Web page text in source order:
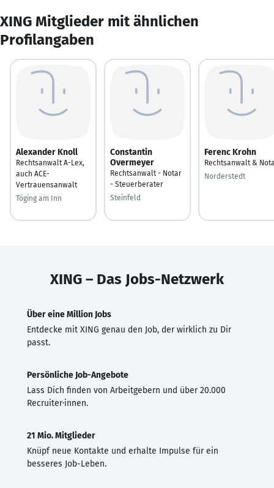
XING Mitglieder mit ähnlichen
Profilangaben
Alexander Knoll
Rechtsanwalt A-Lex,
auch ACE-
Vertrauensanwalt
Töging am Inn
Constantin
Overmeyer
Rechtsanwalt - Notar
- Steuerberater
Steinfeld
Ferenc Krohn
Rechtsanwalt &
Norderstedt
XING – Das Jobs-Netzwerk
Über eine Million Jobs
Entdecke mit XING genau den Job, der wirklich zu Dir
passt.
Persönliche Job-Angebote
Lass Dich finden von Arbeitgebern und über 20.000
Recruiter·innen.
21 Mio. Mitglieder
Knüpf neue Kontakte und erhalte Impulse für ein
besseres Job-Leben.